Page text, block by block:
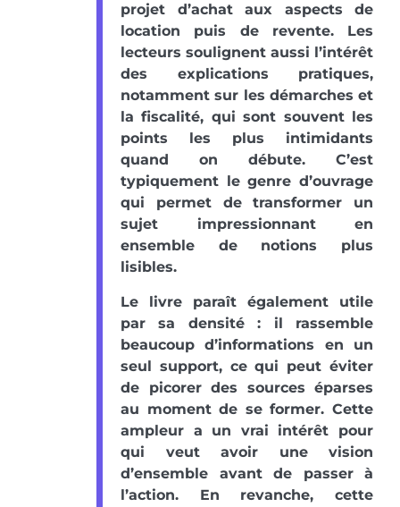
projet d’achat aux aspects de
location puis de revente. Les
lecteurs soulignent aussi l’intérêt
des explications pratiques,
notamment sur les démarches et
la fiscalité, qui sont souvent les
points les plus intimidants
quand on débute. C’est
typiquement le genre d’ouvrage
qui permet de transformer un
sujet impressionnant en
ensemble de notions plus
lisibles.
Le livre paraît également utile
par sa densité : il rassemble
beaucoup d’informations en un
seul support, ce qui peut éviter
de picorer des sources éparses
au moment de se former. Cette
ampleur a un vrai intérêt pour
qui veut avoir une vision
d’ensemble avant de passer à
l’action. En revanche, cette